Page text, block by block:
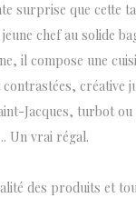
surprise que cette
chef au solide
il compose une
contrastées, créative
Jacques, turbot
Un vrai régal.
des produits et